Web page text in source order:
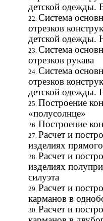
детской одежды.
Система
отрезков
детской одежды.
Система
отрезков рукава
Система
отрезков
детской одежды.
Построение
«полусолнце»
Построение
Расчет и
изделиях
Расчет и
изделиях
силуэта
Расчет и
карманов в
Расчет и